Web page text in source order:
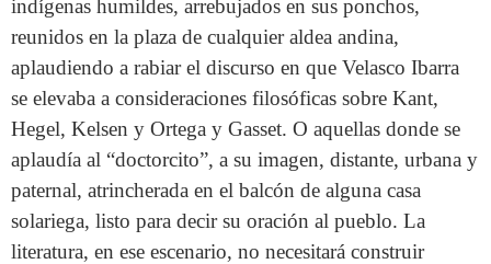
indígenas humildes, arrebujados en sus ponchos,
reunidos en la plaza de cualquier aldea andina,
aplaudiendo a rabiar el discurso en que Velasco Ibarra
se elevaba a consideraciones filosóficas sobre Kant,
Hegel, Kelsen y Ortega y Gasset. O aquellas donde se
aplaudía al “doctorcito”, a su imagen, distante, urbana y
paternal, atrincherada en el balcón de alguna casa
solariega, listo para decir su oración al pueblo. La
literatura, en ese escenario, no necesitará construir